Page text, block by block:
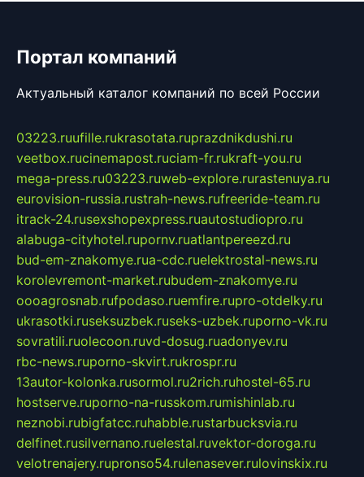
Портал компаний
Актуальный каталог компаний по всей России
03223.ruufille.rukrasotata.ruprazdnikdushi.ru
veetbox.rucinemapost.ruciam-fr.rukraft-you.ru
mega-press.ru03223.ruweb-explore.rurastenuya.ru
eurovision-russia.rustrah-news.rufreeride-team.ru
itrack-24.rusexshopexpress.ruautostudiopro.ru
alabuga-cityhotel.rupornv.ruatlantpereezd.ru
bud-em-znakomye.rua-cdc.ruelektrostal-news.ru
korolevremont-market.rubudem-znakomye.ru
oooagrosnab.rufpodaso.ruemfire.rupro-otdelky.ru
ukrasotki.ruseksuzbek.ruseks-uzbek.ruporno-vk.ru
sovratili.ruolecoon.ruvd-dosug.ruadonyev.ru
rbc-news.ruporno-skvirt.rukrospr.ru
13autor-kolonka.rusormol.ru2rich.ruhostel-65.ru
hostserve.ruporno-na-russkom.rumishinlab.ru
neznobi.rubigfatcc.ruhabble.rustarbucksvia.ru
delfinet.rusilvernano.ruelestal.ruvektor-doroga.ru
velotrenajery.rupronso54.rulenasever.rulovinskix.ru